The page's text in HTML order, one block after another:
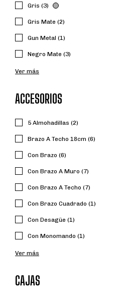
Gris (3)
Gris Mate (2)
Gun Metal (1)
Negro Mate (3)
Ver más
ACCESORIOS
5 Almohadillas (2)
Brazo A Techo 18cm (6)
Con Brazo (6)
Con Brazo A Muro (7)
Con Brazo A Techo (7)
Con Brazo Cuadrado (1)
Con Desagüe (1)
Con Monomando (1)
Ver más
CAJAS